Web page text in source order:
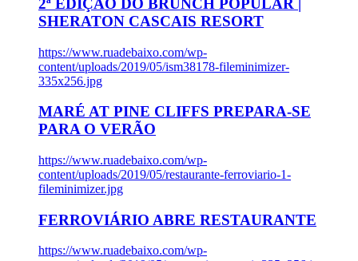
2ª EDIÇÃO DO BRUNCH POPULAR |
SHERATON CASCAIS RESORT
https://www.ruadebaixo.com/wp-
content/uploads/2019/05/ism38178-fileminimizer-
335x256.jpg
MARÉ AT PINE CLIFFS PREPARA-SE
PARA O VERÃO
https://www.ruadebaixo.com/wp-
content/uploads/2019/05/restaurante-ferroviario-1-
fileminimizer.jpg
FERROVIÁRIO ABRE RESTAURANTE
https://www.ruadebaixo.com/wp-